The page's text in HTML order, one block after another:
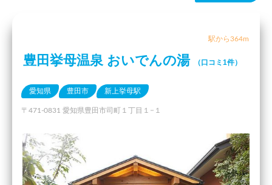
駅から364m
豊田挙母温泉 おいでんの湯 （口コミ1件）
愛知県 豊田市 新上挙母駅
〒471-0831 愛知県豊田市司町１丁目１−１